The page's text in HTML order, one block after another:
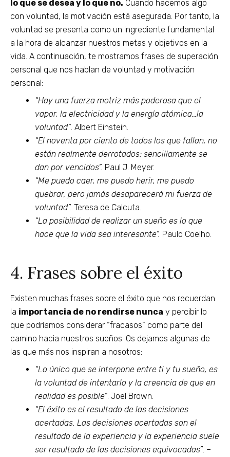
lo que se desea y lo que no. Cuando hacemos algo
con voluntad, la motivación está asegurada. Por tanto, la
voluntad se presenta como un ingrediente fundamental
a la hora de alcanzar nuestros metas y objetivos en la
vida. A continuación, te mostramos frases de superación
personal que nos hablan de voluntad y motivación
personal:
“Hay una fuerza motriz más poderosa que el
vapor, la electricidad y la energía atómica…la
voluntad” . Albert Einstein.
“El noventa por ciento de todos los que fallan, no
están realmente derrotados; sencillamente se
dan por vencidos”. Paul J. Meyer.
“Me puedo caer, me puedo herir, me puedo
quebrar, pero jamás desaparecerá mi fuerza de
voluntad”. Teresa de Calcuta.
“La posibilidad de realizar un sueño es lo que
hace que la vida sea interesante”. Paulo Coelho.
4. Frases sobre el éxito
Existen muchas frases sobre el éxito que nos recuerdan
la importancia de no rendirse nunca y percibir lo
que podríamos considerar “fracasos” como parte del
camino hacia nuestros sueños. Os dejamos algunas de
las que más nos inspiran a nosotros:
“Lo único que se interpone entre ti y tu sueño, es
la voluntad de intentarlo y la creencia de que en
realidad es posible” . Joel Brown.
“El éxito es el resultado de las decisiones
acertadas. Las decisiones acertadas son el
resultado de la experiencia y la experiencia suele
ser resultado de las decisiones equivocadas” . –